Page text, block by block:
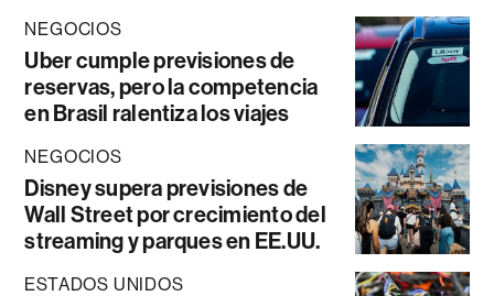
NEGOCIOS
Uber cumple previsiones de
reservas, pero la competencia
en Brasil ralentiza los viajes
NEGOCIOS
Disney supera previsiones de
Wall Street por crecimiento del
streaming y parques en EE.UU.
ESTADOS UNIDOS